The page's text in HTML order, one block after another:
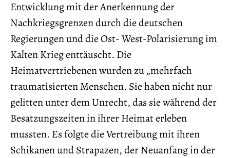
Entwicklung mit der Anerkennung der
Nachkriegsgrenzen durch die deutschen
Regierungen und die Ost- West-Polarisierung im
Kalten Krieg enttäuscht. Die
Heimatvertriebenen wurden zu „mehrfach
traumatisierten Menschen. Sie haben nicht nur
gelitten unter dem Unrecht, das sie während der
Besatzungszeiten in ihrer Heimat erleben
mussten. Es folgte die Vertreibung mit ihren
Schikanen und Strapazen, der Neuanfang in der